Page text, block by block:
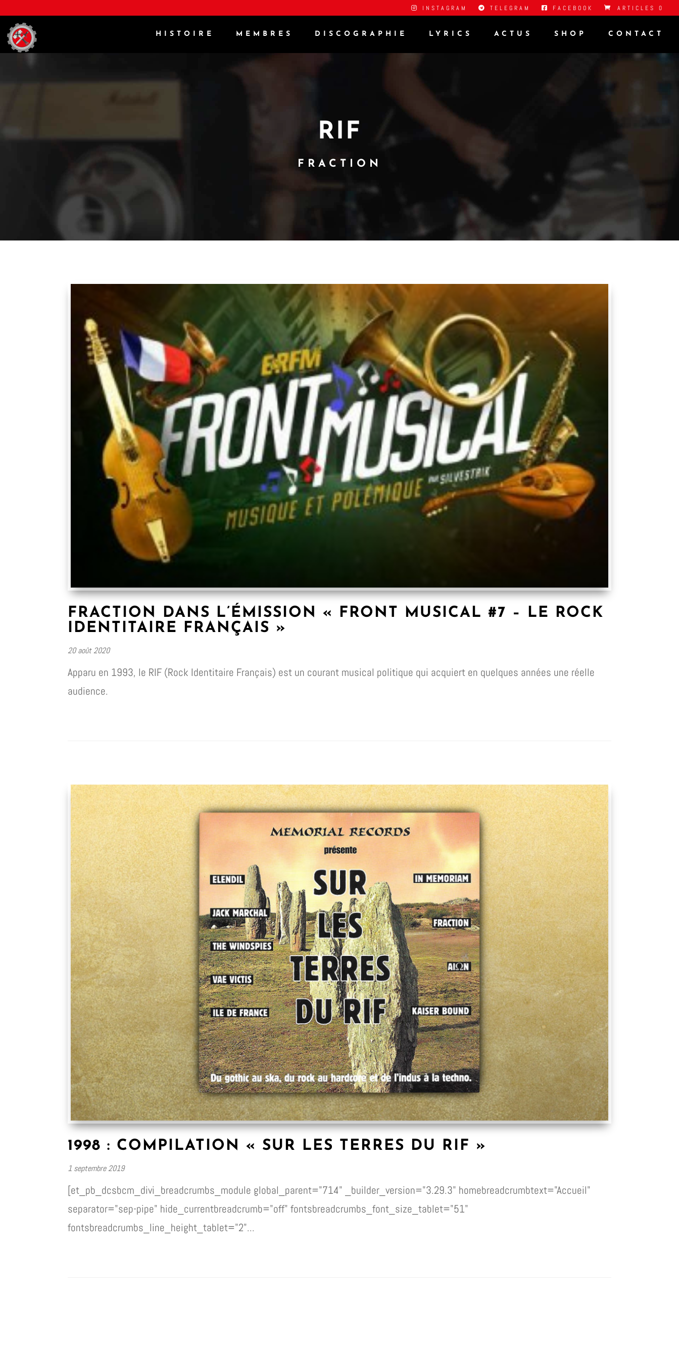
INSTAGRAM TELEGRAM FACEBOOK ARTICLES 0
HISTOIRE MEMBRES DISCOGRAPHIE LYRICS ACTUS SHOP CONTACT
RIF
FRACTION
FRACTION DANS L’ÉMISSION « FRONT MUSICAL #7 – LE ROCK
IDENTITAIRE FRANÇAIS »
20 août 2020
Apparu en 1993, le RIF (Rock Identitaire Français) est un courant musical politique qui acquiert en quelques années une réelle
audience.
1998 : COMPILATION « SUR LES TERRES DU RIF »
1 septembre 2019
[et_pb_dcsbcm_divi_breadcrumbs_module global_parent="714" _builder_version="3.29.3" homebreadcrumbtext="Accueil"
separator="sep-pipe" hide_currentbreadcrumb="off" fontsbreadcrumbs_font_size_tablet="51"
fontsbreadcrumbs_line_height_tablet="2"...